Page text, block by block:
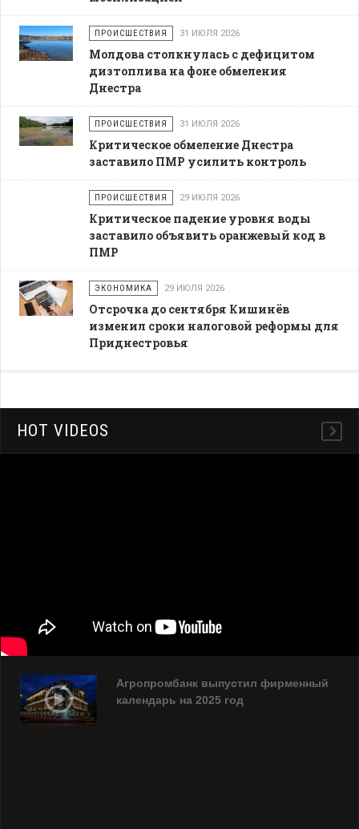
ПРОИСШЕСТВИЯ 31 ИЮЛЯ 2026
Молдова столкнулась с дефицитом
дизтоплива на фоне обмеления
Днестра
ПРОИСШЕСТВИЯ 31 ИЮЛЯ 2026
Критическое обмеление Днестра
заставило ПМР усилить контроль
ПРОИСШЕСТВИЯ 29 ИЮЛЯ 2026
Критическое падение уровня воды
заставило объявить оранжевый код в
ПМР
ЭКОНОМИКА 29 ИЮЛЯ 2026
Отсрочка до сентября Кишинёв
изменил сроки налоговой реформы для
Приднестровья
HOT VIDEOS
Агропромбанк выпустил фирменный
календарь на 2025 год